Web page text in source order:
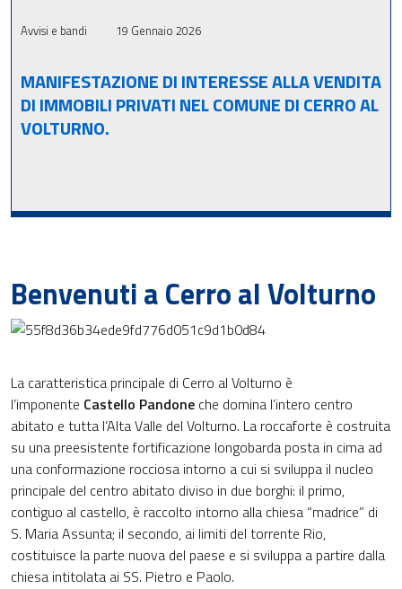
Avvisi e bandi 19 Gennaio 2026
MANIFESTAZIONE DI INTERESSE ALLA VENDITA
DI IMMOBILI PRIVATI NEL COMUNE DI CERRO AL
VOLTURNO.
Benvenuti a Cerro al Volturno
La caratteristica principale di Cerro al Volturno è
l’imponente Castello Pandone che domina l’intero centro
abitato e tutta l’Alta Valle del Volturno. La roccaforte è costruita
su una preesistente fortificazione longobarda posta in cima ad
una conformazione rocciosa intorno a cui si sviluppa il nucleo
principale del centro abitato diviso in due borghi: il primo,
contiguo al castello, è raccolto intorno alla chiesa “madrice” di
S. Maria Assunta; il secondo, ai limiti del torrente Rio,
costituisce la parte nuova del paese e si sviluppa a partire dalla
chiesa intitolata ai SS. Pietro e Paolo.